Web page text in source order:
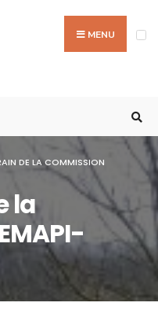
MENU
DE LA COMMISSION
la